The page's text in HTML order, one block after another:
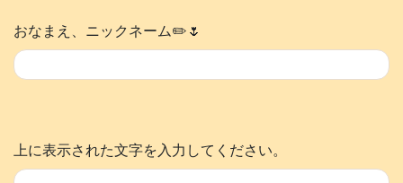
おなまえ、ニックネーム✏️🌷
上に表示された文字を入力してください。